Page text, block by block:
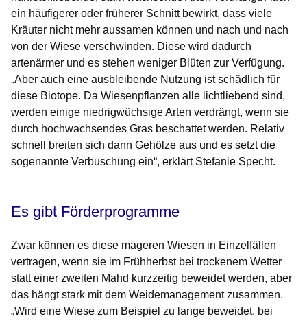
ein häufigerer oder früherer Schnitt bewirkt, dass viele
Kräuter nicht mehr aussamen können und nach und nach
von der Wiese verschwinden. Diese wird dadurch
artenärmer und es stehen weniger Blüten zur Verfügung.
„Aber auch eine ausbleibende Nutzung ist schädlich für
diese Biotope. Da Wiesenpflanzen alle lichtliebend sind,
werden einige niedrigwüchsige Arten verdrängt, wenn sie
durch hochwachsendes Gras beschattet werden. Relativ
schnell breiten sich dann Gehölze aus und es setzt die
sogenannte Verbuschung ein“, erklärt Stefanie Specht.
Es gibt Förderprogramme
Zwar können es diese mageren Wiesen in Einzelfällen
vertragen, wenn sie im Frühherbst bei trockenem Wetter
statt einer zweiten Mahd kurzzeitig beweidet werden, aber
das hängt stark mit dem Weidemanagement zusammen.
„Wird eine Wiese zum Beispiel zu lange beweidet, bei